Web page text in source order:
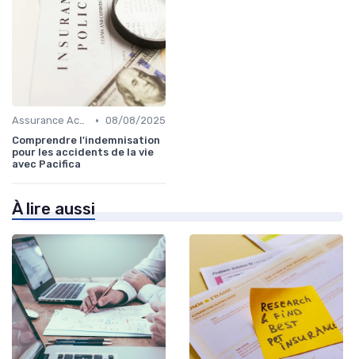
Assurance Accident • 08/08/2025
Comprendre l'indemnisation
pour les accidents de la vie
avec Pacifica
À lire aussi